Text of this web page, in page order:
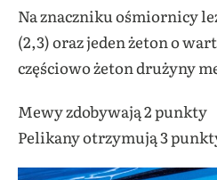
Na znaczniku ośmiornicy
(2,3) oraz jeden żeton o
częściowo żeton drużyny
Mewy zdobywają 2 punkty
Pelikany otrzymują 3